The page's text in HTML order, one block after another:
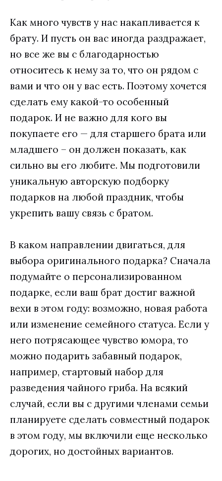
Как много чувств у нас накапливается к
брату. И пусть он вас иногда раздражает,
но все же вы с благодарностью
относитесь к нему за то, что он рядом с
вами и что он у вас есть. Поэтому хочется
сделать ему какой-то особенный
подарок. И не важно для кого вы
покупаете его — для старшего брата или
младшего – он должен показать, как
сильно вы его любите. Мы подготовили
уникальную авторскую подборку
подарков на любой праздник, чтобы
укрепить вашу связь с братом.
В каком направлении двигаться, для
выбора оригинального подарка? Сначала
подумайте о персонализированном
подарке, если ваш брат достиг важной
вехи в этом году: возможно, новая работа
или изменение семейного статуса. Если у
него потрясающее чувство юмора, то
можно подарить забавный подарок,
например, стартовый набор для
разведения чайного гриба. На всякий
случай, если вы с другими членами семьи
планируете сделать совместный подарок
в этом году, мы включили еще несколько
дорогих, но достойных вариантов.